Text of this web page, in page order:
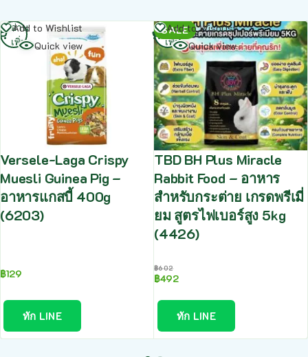
Add to Wishlist
Quick view
Versele-Laga Crispy
Muesli Guinea Pig –
อาหารแกสบี้ 400g
(6203)
฿129
ทัก LINE
อ่าน
เพิ่ม
SALE
Add to Wishlist
Quick view
TBD BH Plus Miracle
Rabbit Food – อาหาร
สำหรับกระต่าย เกรดพรีเมี่
ยม สูตรไฟเบอร์สูง 5kg
(4426)
฿602
฿492
ทัก LINE
อ่าน
เพิ่ม